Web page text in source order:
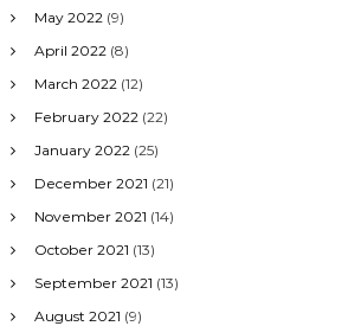
May 2022 (9)
April 2022 (8)
March 2022 (12)
February 2022 (22)
January 2022 (25)
December 2021 (21)
November 2021 (14)
October 2021 (13)
September 2021 (13)
August 2021 (9)